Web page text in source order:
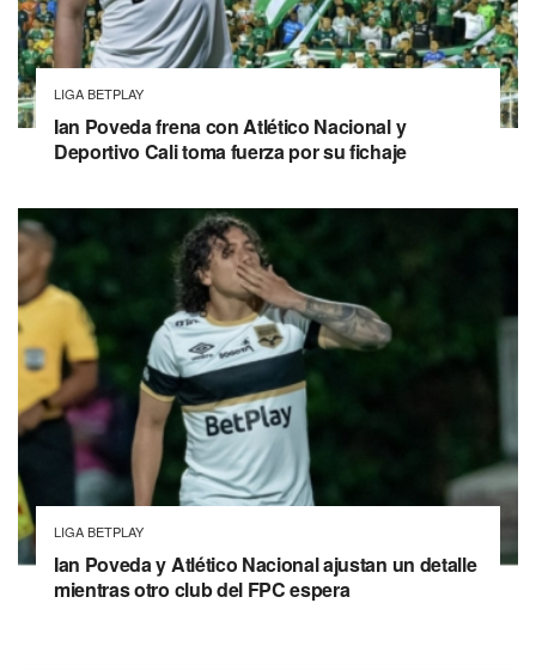
LIGA BETPLAY
Ian Poveda frena con Atlético Nacional y
Deportivo Cali toma fuerza por su fichaje
LIGA BETPLAY
Ian Poveda y Atlético Nacional ajustan un detalle
mientras otro club del FPC espera